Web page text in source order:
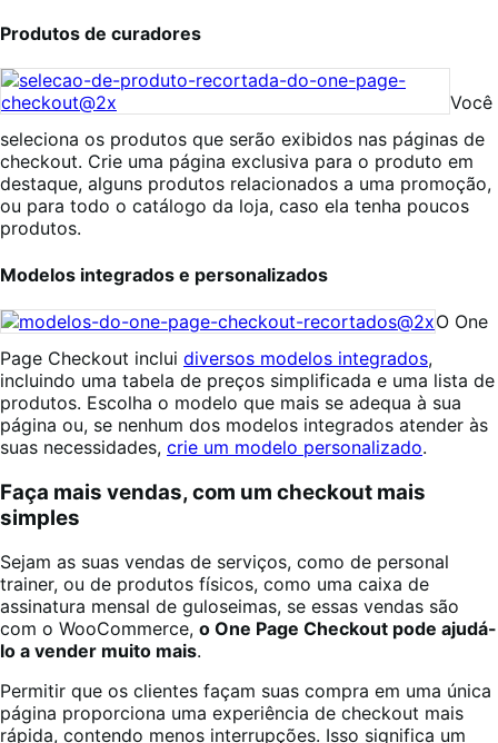
Produtos de curadores
Você
seleciona os produtos que serão exibidos nas páginas de
checkout. Crie uma página exclusiva para o produto em
destaque, alguns produtos relacionados a uma promoção,
ou para todo o catálogo da loja, caso ela tenha poucos
produtos.
Modelos integrados e personalizados
O One
Page Checkout inclui diversos modelos integrados,
incluindo uma tabela de preços simplificada e uma lista de
produtos. Escolha o modelo que mais se adequa à sua
página ou, se nenhum dos modelos integrados atender às
suas necessidades, crie um modelo personalizado.
Faça mais vendas, com um checkout mais
simples
Sejam as suas vendas de serviços, como de personal
trainer, ou de produtos físicos, como uma caixa de
assinatura mensal de guloseimas, se essas vendas são
com o WooCommerce, o One Page Checkout pode ajudá-
lo a vender muito mais.
Permitir que os clientes façam suas compra em uma única
página proporciona uma experiência de checkout mais
rápida, contendo menos interrupções. Isso significa um